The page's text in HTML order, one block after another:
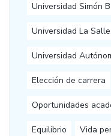
Universidad Simón
Universidad La
Universidad
Elección de carrera
Oportunidades
Equilibrio Vida